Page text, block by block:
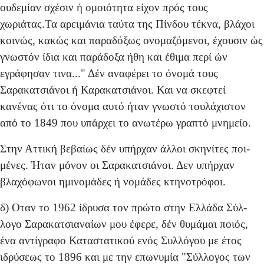
ουδεμίαν σχέσιν ή ομοιότητα είχον πρός τους
χωριάτας.Τα αρειμάνια ταύτα της Πίνδου τέκνα, βλάχοι
κοινώς, κακώς και παραδόξως ονομαζόμε­νοι, έχουσιν ώς
γνωστόν ίδια και παράδοξα ήθη και έθιμα περί ών
εγράφησαν τινα..." Δέν αναφέρει το όνομά τους
Σαρακατσιάνοι ή Καρακατσιάνοι. Και να σκεφτεί
κανένας ότι το όνομα αυτό ήταν γνωστό τουλάχιστον
από το 1849 που υπάρχει το ανωτέρω γραπτό μνημείο.
Στην Αττική βεβαίως δέν υπήρχαν άλλοι σκηνίτες ποι­
μένες. Ήταν μόνον οι Σαρακατσιάνοι. Δεν υπήρχαν
βλαχόφωνοι ημινομάδες ή νομάδες κτηνοτρόφοι.
δ) Οταν το 1962 ίδρυσα τον πρώτο στην Ελλάδα Σύλ­
λογο Σαρακατσιαναίων μου έφερε, δέν θυμάμαι ποιός,
ένα αντίγραφο Καταστατικού ενός Συλλόγου με έτος
ιδρύσεως το 1896 και με την επωνυμία "Σύλλογος των